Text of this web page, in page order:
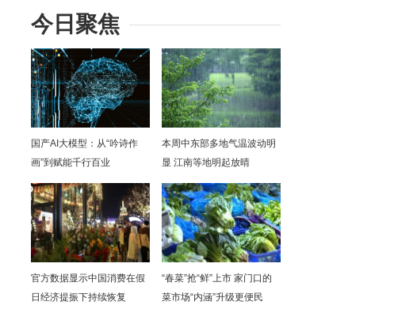
今日聚焦
国产AI大模型：从“吟诗作
画”到赋能千行百业
本周中东部多地气温波动明
显 江南等地明起放晴
官方数据显示中国消费在假
日经济提振下持续恢复
“春菜”抢“鲜”上市 家门口的
菜市场“内涵”升级更便民